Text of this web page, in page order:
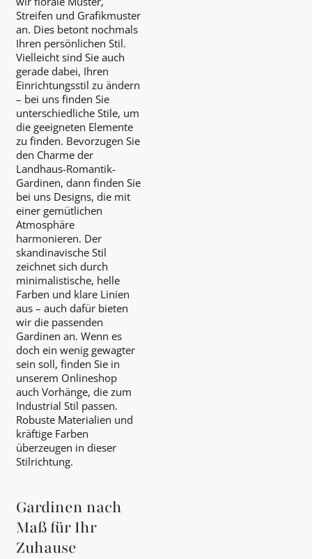
Streifen und Grafikmuster
an. Dies betont nochmals
Ihren persönlichen Stil.
Vielleicht sind Sie auch
gerade dabei, Ihren
Einrichtungsstil zu ändern
– bei uns finden Sie
unterschiedliche Stile, um
die geeigneten Elemente
zu finden. Bevorzugen Sie
den Charme der
Landhaus-Romantik-
Gardinen, dann finden Sie
bei uns Designs, die mit
einer gemütlichen
Atmosphäre
harmonieren. Der
skandinavische Stil
zeichnet sich durch
minimalistische, helle
Farben und klare Linien
aus – auch dafür bieten
wir die passenden
Gardinen an. Wenn es
doch ein wenig gewagter
sein soll, finden Sie in
unserem Onlineshop
auch Vorhänge, die zum
Industrial Stil passen.
Robuste Materialien und
kräftige Farben
überzeugen in dieser
Stilrichtung.
Gardinen nach
Maß für Ihr
Zuhause